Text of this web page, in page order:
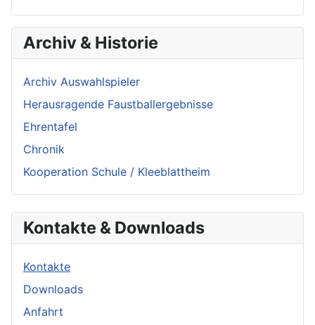
Archiv & Historie
Archiv Auswahlspieler
Herausragende Faustballergebnisse
Ehrentafel
Chronik
Kooperation Schule / Kleeblattheim
Kontakte & Downloads
Kontakte
Downloads
Anfahrt